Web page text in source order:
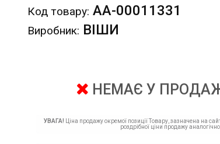
Код товару: АА-00011331
Виробник: ВІШИ
НЕМАЄ У
УВАГА! Ціна продажу окремої позиції Товару, зазначена на
роздрібної ціни продажу